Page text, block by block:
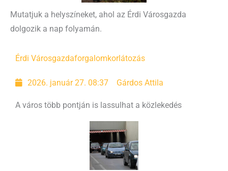
Mutatjuk a helyszíneket, ahol az Érdi Városgazda
dolgozik a nap folyamán.
Érdi Városgazdaforgalomkorlátozás
2026. január 27. 08:37 Gárdos Attila
A város több pontján is lassulhat a közlekedés